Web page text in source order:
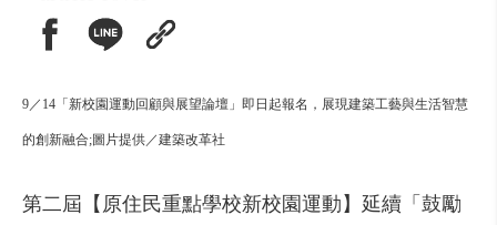
9／14「新校園運動回顧與展望論壇」即日起報名，展現建築工藝與生活智慧
的創新融合;圖片提供／建築改革社
第二屆【原住民重點學校新校園運動】延續「鼓勵